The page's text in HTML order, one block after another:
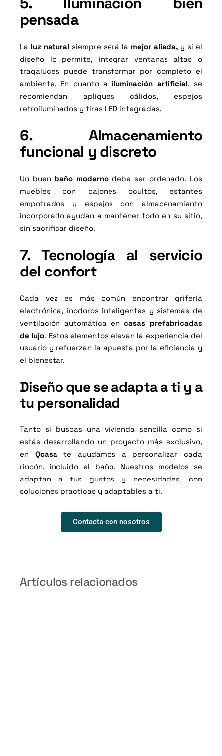
pensada
La luz natural siempre será la mejor aliada, y si el
diseño lo permite, integrar ventanas altas o
tragaluces puede transformar por completo el
ambiente. En cuanto ailuminación artificial, se
recomiendan apliques cálidos, espejos
retroiluminados y tiras LED integradas.
6. Almacenamiento
funcional y discreto
Un buen baño moderno debe ser ordenado. Los
muebles con cajones ocultos, estantes
empotrados y espejos con almacenamiento
incorporado ayudan a mantener todo en su sitio,
sin sacrificar diseño.
7. Tecnología al servicio
del confort
Cada vez es más común encontrar grifería
electrónica, inodoros inteligentes y sistemas de
ventilación automática encasas prefabricadas
de lujo. Estos elementos elevan la experiencia del
usuario y refuerzan la apuesta por la eficiencia y
el bienestar.
Diseño que se adapta a ti y a
tu personalidad
Tanto si buscas una vivienda sencilla como si
estás desarrollando un proyecto más exclusivo,
en Qcasate ayudamos a personalizar cada
rincón, incluido el baño. Nuestros modelos se
adaptan a tus gustos y necesidades, con
soluciones practicas y adaptables a ti.
Contacta con nosotros
Artículos relacionados